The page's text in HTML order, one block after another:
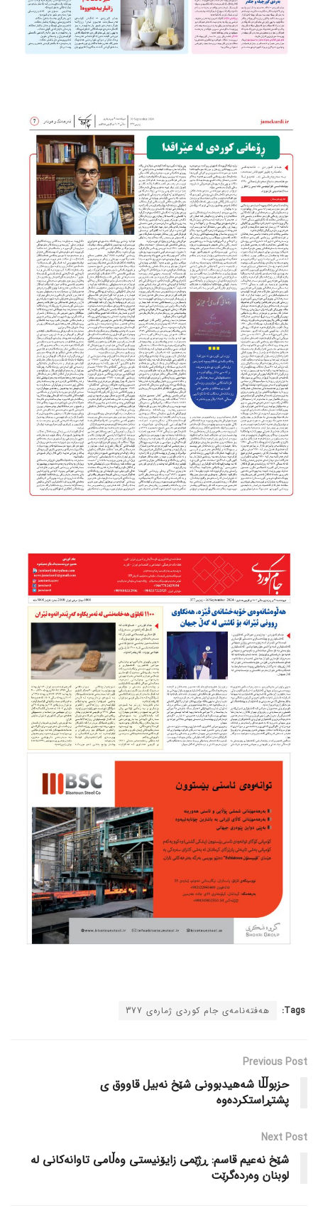
Tags: هەفتەنامەی جام کوردی ژمارەی 377
Previous Post
حزبوڵڵا شەهیدبوونی شێخ نەبیل قاووق ی
پشتڕاستکردەوە
Next Post
شێخ نەعیم قاسم: ڕژێمی زایۆنیستی وەڵامی تاوانەکانی لە
لوبنان وەردەگرێت